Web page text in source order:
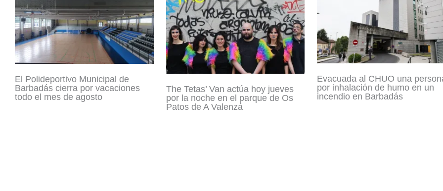
El Polideportivo Municipal de
Barbadás cierra por vacaciones
todo el mes de agosto
The Tetas’ Van actúa hoy jueves
por la noche en el parque de Os
Patos de A Valenzá
Evacuada al CHUO una
por inhalación de humo en un
incendio en Barbadás